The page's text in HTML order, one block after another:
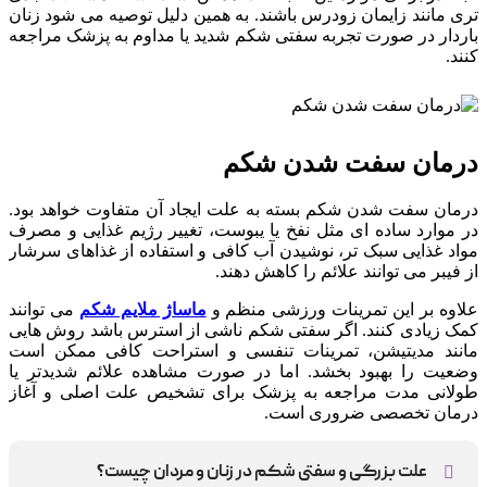
تری مانند زایمان زودرس باشند. به همین دلیل توصیه می شود زنان
باردار در صورت تجربه سفتی شکم شدید یا مداوم به پزشک مراجعه
کنند.
درمان سفت شدن شکم
درمان سفت شدن شکم بسته به علت ایجاد آن متفاوت خواهد بود.
در موارد ساده ای مثل نفخ یا یبوست، تغییر رژیم غذایی و مصرف
مواد غذایی سبک تر، نوشیدن آب کافی و استفاده از غذاهای سرشار
از فیبر می توانند علائم را کاهش دهند.
علاوه بر این تمرینات ورزشی منظم و ماساژ ملایم شکم می توانند
کمک زیادی کنند. اگر سفتی شکم ناشی از استرس باشد روش هایی
مانند مدیتیشن، تمرینات تنفسی و استراحت کافی ممکن است
وضعیت را بهبود بخشد. اما در صورت مشاهده علائم شدیدتر یا
طولانی مدت مراجعه به پزشک برای تشخیص علت اصلی و آغاز
درمان تخصصی ضروری است.
علت بزرگی و سفتی شکم در زنان و مردان چیست؟